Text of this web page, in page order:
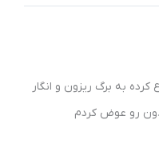
به برگ ریزون و انگار
رو عوض کردم